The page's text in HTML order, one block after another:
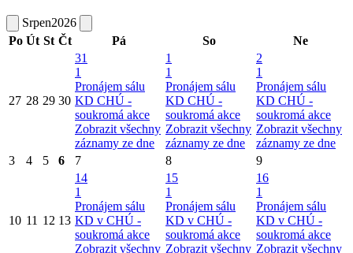
Srpen2026
Po Út St Čt Pá So Ne
27 28 29 30
31
1
Pronájem sálu
KD CHÚ -
soukromá akce
Zobrazit všechny
záznamy ze dne
1
1
Pronájem sálu
KD CHÚ -
soukromá akce
Zobrazit všechny
záznamy ze dne
2
1
Pronájem sálu
KD CHÚ -
soukromá akce
Zobrazit všechny
záznamy ze dne
3
4 5 6 7 8 9
10 11 12 13
14
1
Pronájem sálu
KD v CHÚ -
soukromá akce
Zobrazit všechny
15
1
Pronájem sálu
KD v CHÚ -
soukromá akce
Zobrazit všechny
16
1
Pronájem sálu
KD v CHÚ -
soukromá akce
Zobrazit všechny